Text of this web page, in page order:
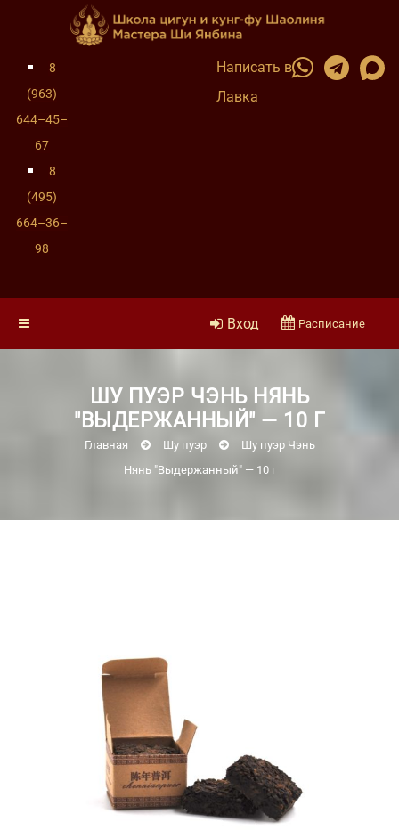
8
(963)
644–45–
67
8
(495)
664–36–
98
Написать в
Лавка
Вход Расписание
ШУ ПУЭР ЧЭНЬ НЯНЬ
"ВЫДЕРЖАННЫЙ" — 10 Г
Главная Шу пуэр
Шу пуэр Чэнь
Нянь "Выдержанный" — 10 г